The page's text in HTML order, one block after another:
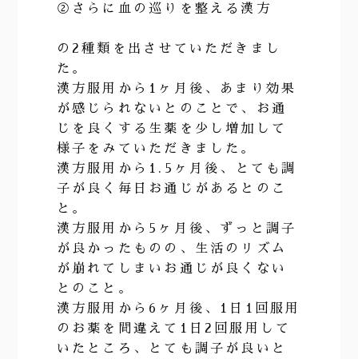
②さらに血の巡りを整える漢方
の2種類を出させていただきまし
た。
漢方服用から1ヶ月後、あまり効果
が感じられないとのことで、お通
じを良くする生薬を少し増加して
様子をみていただきました。
漢方服用から1.5ヶ月後、とても調
子が良く毎日お通じがあるとのこ
と。
漢方服用から5ヶ月後、ずっと調子
が良かったものの、生活のリズム
が崩れてしまいお通じが良くない
とのこと。
漢方服用から6ヶ月後、1日1回服用
のお薬を間違えて1日2回服用して
いたところ、とても調子が良いと